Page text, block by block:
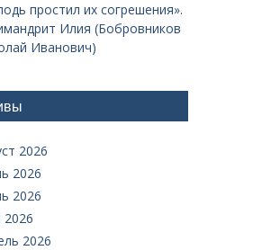
простил их согрешения».
Илия (Бобровников
Иванович)
2026
2026
2026
2026